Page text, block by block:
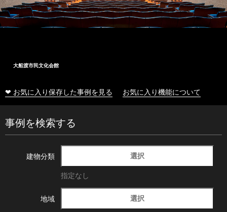
大船渡市民文化会館
❤ お気に入り保存した事例を見る お気に入り機能について
事例を検索する
建物分類 選択
指定なし
地域 選択